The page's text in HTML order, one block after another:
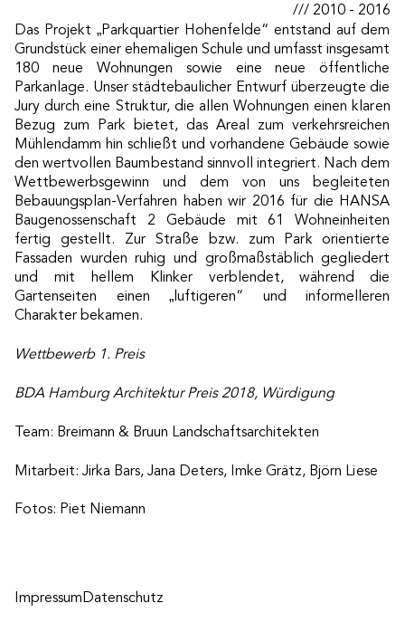
/// 2010 - 2016
Das Projekt „Parkquartier Hohenfelde“ entstand auf dem
Grundstück einer ehemaligen Schule und umfasst insgesamt
180 neue Wohnungen sowie eine neue öffentliche
Parkanlage. Unser städtebaulicher Entwurf überzeugte die
Jury durch eine Struktur, die allen Wohnungen einen klaren
Bezug zum Park bietet, das Areal zum verkehrsreichen
Mühlendamm hin schließt und vorhandene Gebäude sowie
den wertvollen Baumbestand sinnvoll integriert. Nach dem
Wettbewerbsgewinn und dem von uns begleiteten
Bebauungsplan-Verfahren haben wir 2016 für die HANSA
Baugenossenschaft 2 Gebäude mit 61 Wohneinheiten
fertig gestellt. Zur Straße bzw. zum Park orientierte
Fassaden wurden ruhig und großmaßstäblich gegliedert
und mit hellem Klinker verblendet, während die
Gartenseiten einen „luftigeren“ und informelleren
Charakter bekamen.
Wettbewerb 1. Preis
BDA Hamburg Architektur Preis 2018, Würdigung
Team: Breimann & Bruun Landschaftsarchitekten
Mitarbeit: Jirka Bars, Jana Deters, Imke Grätz, Björn Liese
Fotos: Piet Niemann
ImpressumDatenschutz